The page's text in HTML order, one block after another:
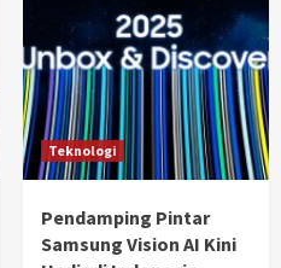
Teknologi
Pendamping Pintar
Samsung Vision AI Kini